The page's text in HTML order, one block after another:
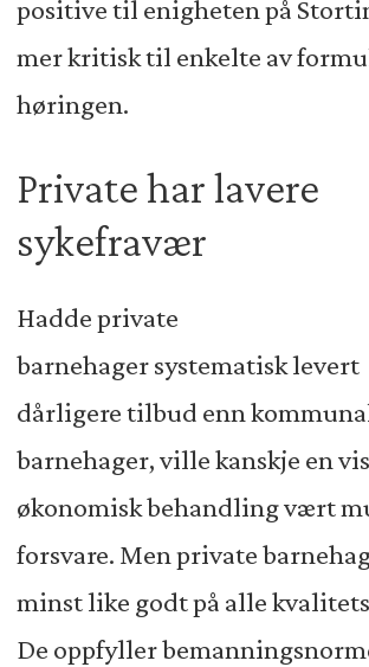
positive til enigheten på
mer kritisk til enkelte av
høringen.
Private har lavere
sykefravær
Hadde private
barnehager systematisk levert
dårligere tilbud enn
barnehager, ville kanskje en
økonomisk behandling vært
forsvare. Men private
minst like godt på alle
De oppfyller